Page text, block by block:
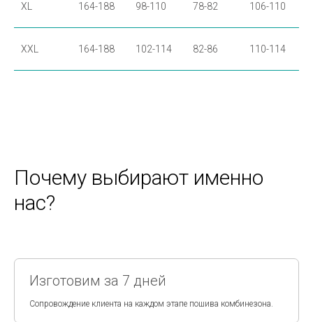
XL 164-188 98-110 78-82 106-110
XXL 164-188 102-114 82-86 110-114
Почему выбирают именно
нас?
Изготовим за 7 дней
Сопровождение клиента на каждом этапе пошива комбинезона.